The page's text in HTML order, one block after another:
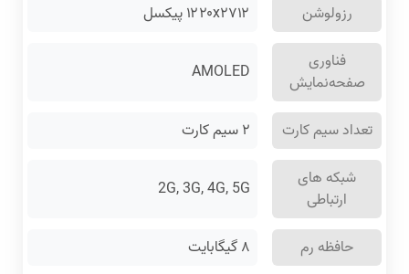
رزولوشن
۱۲۲۰x۲۷۱۲ پیکسل
فناوری
صفحه‌نمایش
AMOLED
تعداد سیم کارت
۲ سیم کارت
شبکه های
ارتباطی
2G, 3G, 4G, 5G
حافظه رم
۸ گیگابایت